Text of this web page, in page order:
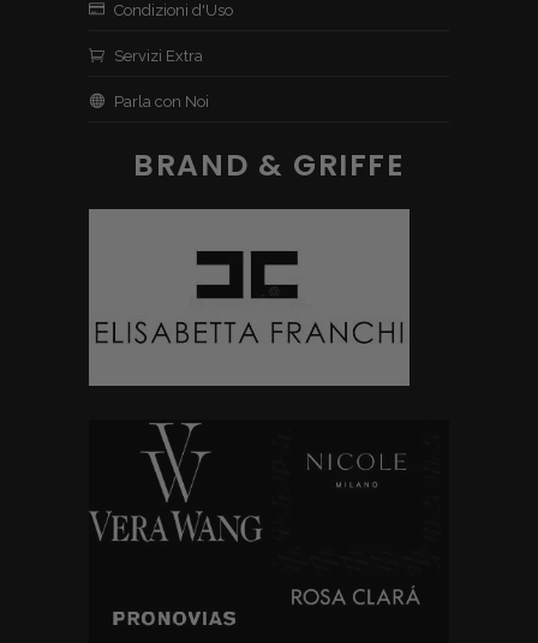
Condizioni d'Uso
Servizi Extra
Parla con Noi
BRAND & GRIFFE